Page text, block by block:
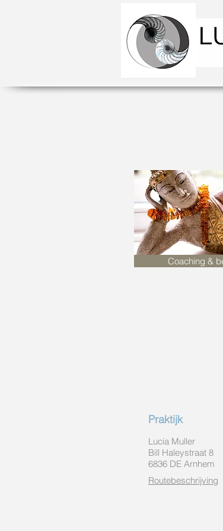
Coaching &
Praktijk
Lucia Muller
Bill Haleystraat 8
6836 DE Arnhem
Routebeschrijving